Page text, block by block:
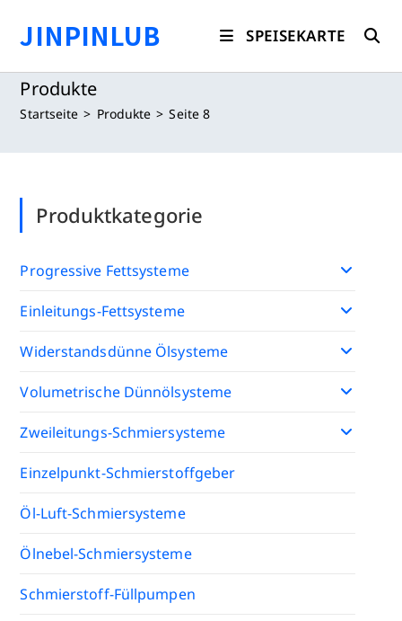
Inhalt
springen
JINPINLUB SPEISEKARTE
Produkte
Startseite > Produkte > Seite 8
Produktkategorie
Progressive Fettsysteme
Einleitungs-Fettsysteme
Widerstandsdünne Ölsysteme
Volumetrische Dünnölsysteme
Zweileitungs-Schmiersysteme
Einzelpunkt-Schmierstoffgeber
Öl-Luft-Schmiersysteme
Ölnebel-Schmiersysteme
Schmierstoff-Füllpumpen